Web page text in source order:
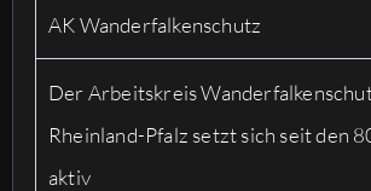
AK Wanderfalkenschutz
Der Arbeitskreis
Rheinland-Pfalz setzt sich seit den
aktiv